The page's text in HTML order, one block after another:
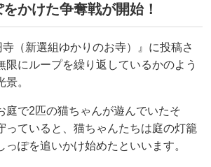
かけた争奪戦が開始！
（新選組ゆかりのお寺）』に投稿さ
限にループを繰り返しているかのよう
。
庭で2匹の猫ちゃんが遊んでいたそ
っていると、猫ちゃんたちは庭の灯籠
っぽを追いかけ始めたといいます。